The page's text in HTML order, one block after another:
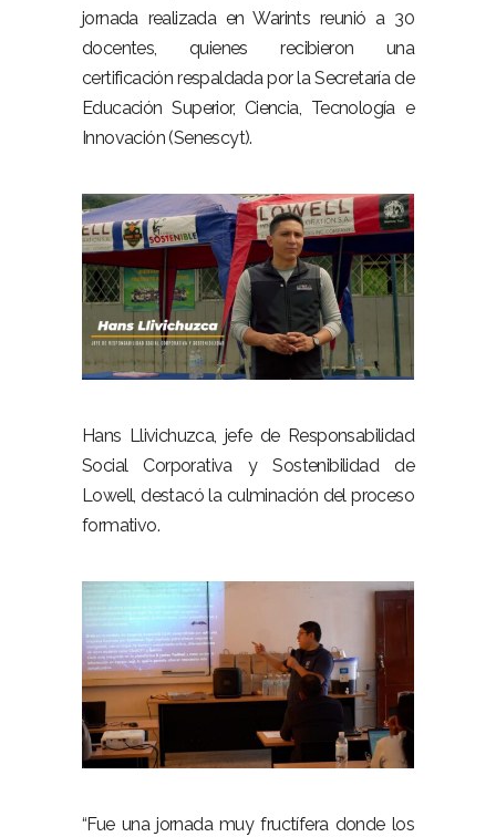
jornada realizada en Warints reunió a 30
docentes, quienes recibieron una
certificación respaldada por la Secretaría de
Educación Superior, Ciencia, Tecnología e
Innovación (Senescyt).
Hans Llivichuzca, jefe de Responsabilidad
Social Corporativa y Sostenibilidad de
Lowell, destacó la culminación del proceso
formativo.
“Fue una jornada muy fructífera donde los